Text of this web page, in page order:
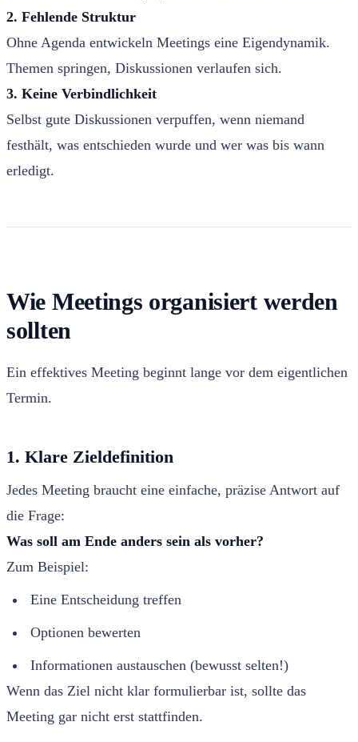
2. Fehlende Struktur
Ohne Agenda entwickeln Meetings eine Eigendynamik.
Themen springen, Diskussionen verlaufen sich.
3. Keine Verbindlichkeit
Selbst gute Diskussionen verpuffen, wenn niemand
festhält, was entschieden wurde und wer was bis wann
erledigt.
Wie Meetings organisiert werden
sollten
Ein effektives Meeting beginnt lange vor dem eigentlichen
Termin.
1. Klare Zieldefinition
Jedes Meeting braucht eine einfache, präzise Antwort auf
die Frage:
Was soll am Ende anders sein als vorher?
Zum Beispiel:
Eine Entscheidung treffen
Optionen bewerten
Informationen austauschen (bewusst selten!)
Wenn das Ziel nicht klar formulierbar ist, sollte das
Meeting gar nicht erst stattfinden.